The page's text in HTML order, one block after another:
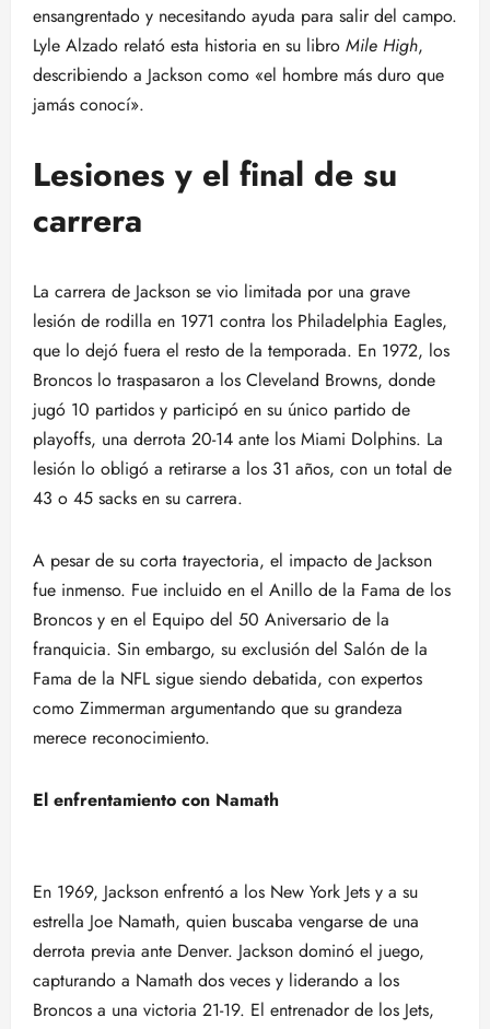
ensangrentado y necesitando ayuda para salir del campo.
Lyle Alzado relató esta historia en su libro Mile High,
describiendo a Jackson como «el hombre más duro que
jamás conocí».
Lesiones y el final de su
carrera
La carrera de Jackson se vio limitada por una grave
lesión de rodilla en 1971 contra los Philadelphia Eagles,
que lo dejó fuera el resto de la temporada. En 1972, los
Broncos lo traspasaron a los Cleveland Browns, donde
jugó 10 partidos y participó en su único partido de
playoffs, una derrota 20-14 ante los Miami Dolphins. La
lesión lo obligó a retirarse a los 31 años, con un total de
43 o 45 sacks en su carrera.
A pesar de su corta trayectoria, el impacto de Jackson
fue inmenso. Fue incluido en el Anillo de la Fama de los
Broncos y en el Equipo del 50 Aniversario de la
franquicia. Sin embargo, su exclusión del Salón de la
Fama de la NFL sigue siendo debatida, con expertos
como Zimmerman argumentando que su grandeza
merece reconocimiento.
El enfrentamiento con Namath
En 1969, Jackson enfrentó a los New York Jets y a su
estrella Joe Namath, quien buscaba vengarse de una
derrota previa ante Denver. Jackson dominó el juego,
capturando a Namath dos veces y liderando a los
Broncos a una victoria 21-19. El entrenador de los Jets,